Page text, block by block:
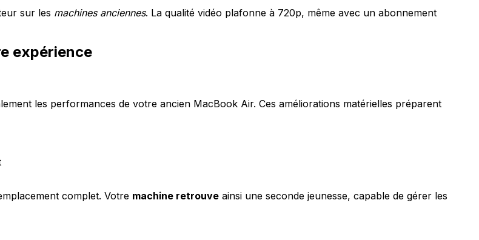
sur les machines anciennes. La qualité vidéo plafonne à 720p, même avec un abonnement
expérience
les performances de votre ancien MacBook Air. Ces améliorations matérielles préparent
complet. Votre machine retrouve ainsi une seconde jeunesse, capable de gérer les